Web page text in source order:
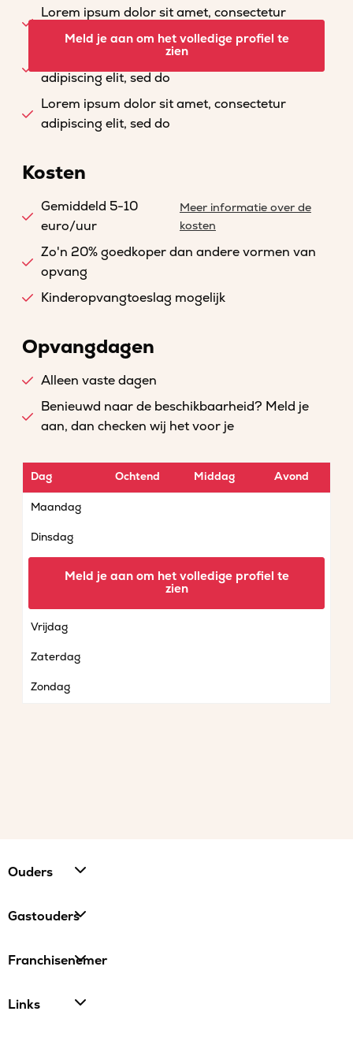
Lorem ipsum dolor sit amet, consectetur
adipiscing elit, sed do
Lorem ipsum dolor sit amet, consectetur
adipiscing elit, sed do
Lorem ipsum dolor sit amet, consectetur
adipiscing elit, sed do
Meld je aan om het volledige profiel te
zien
Kosten
Gemiddeld 5-10
euro/uur
Meer informatie over de
kosten
Zo'n 20% goedkoper dan andere vormen van
opvang
Kinderopvangtoeslag mogelijk
Opvangdagen
Alleen vaste dagen
Benieuwd naar de beschikbaarheid? Meld je
aan, dan checken wij het voor je
Dag Ochtend Middag Avond
Maandag
Dinsdag
Vrijdag
Zaterdag
Zondag
Meld je aan om het volledige profiel te
zien
Ouders
Gastouders
Franchisenemer
Links